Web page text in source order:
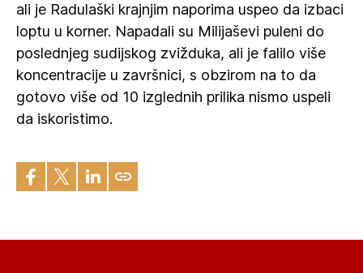
ali je Radulaški krajnjim naporima uspeo da izbaci
loptu u korner. Napadali su Milijaševi puleni do
poslednjeg sudijskog zvižduka, ali je falilo više
koncentracije u završnici, s obzirom na to da
gotovo više od 10 izglednih prilika nismo uspeli
da iskoristimo.